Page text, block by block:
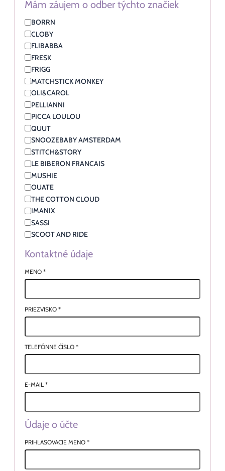
Mám záujem o odber týchto značiek
BORRN
CLOBY
FLIBABBA
FRESK
FRIGG
MATCHSTICK MONKEY
OLI&CAROL
PELLIANNI
PICCA LOULOU
QUUT
SNOOZEBABY AMSTERDAM
STITCH&STORY
LE BIBERON FRANCAIS
MUSHIE
OUATE
THE COTTON CLOUD
IMANIX
SASSI
SCOOT AND RIDE
Kontaktné údaje
MENO *
PRIEZVISKO *
TELEFÓNNE ČÍSLO *
E-MAIL *
Údaje o účte
PRIHLASOVACIE MENO *